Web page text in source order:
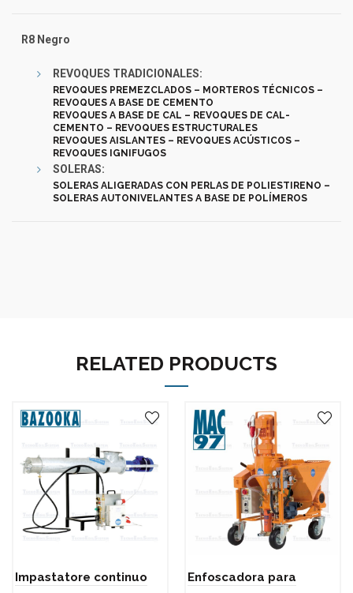
R8 Negro
REVOQUES TRADICIONALES:
REVOQUES PREMEZCLADOS – MORTEROS TÉCNICOS –
REVOQUES A BASE DE CEMENTO
REVOQUES A BASE DE CAL – REVOQUES DE CAL-
CEMENTO – REVOQUES ESTRUCTURALES
REVOQUES AISLANTES – REVOQUES ACÚSTICOS –
REVOQUES IGNIFUGOS
SOLERAS:
SOLERAS ALIGERADAS CON PERLAS DE POLIESTIRENO –
SOLERAS AUTONIVELANTES A BASE DE POLÍMEROS
RELATED PRODUCTS
Impastatore continuo
Enfoscadora para